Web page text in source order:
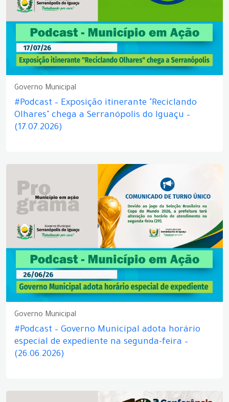
Governo Municipal
#Podcast – Exposição itinerante "Reciclando
Olhares" chega a Serranópolis do Iguaçu –
(17.07.2026)
Governo Municipal
#Podcast – Governo Municipal adota horário
especial de expediente na segunda-feira –
(26.06.2026)